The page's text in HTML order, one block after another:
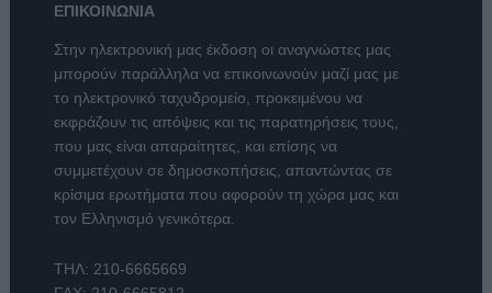
ΕΠΙΚΟΙΝΩΝΙΑ
Στην ηλεκτρονική μας έκδοση οι αναγνώστες μας
μπορούν παράλληλα να επικοινωνούν μαζί μας με
το ηλεκτρονικό ταχυδρομείο, προκειμένου να
εκφράζουν τις απόψεις και τις παρατηρήσεις τους,
που μας είναι απαραίτητες, και επίσης να
συμμετέχουν σε δημοσκοπήσεις, απαντώντας σε
κρίσιμα ερωτήματα που αφορούν τη χώρα μας και
τον Ελληνισμό γενικότερα.
ΤΗΛ: 210-6665669